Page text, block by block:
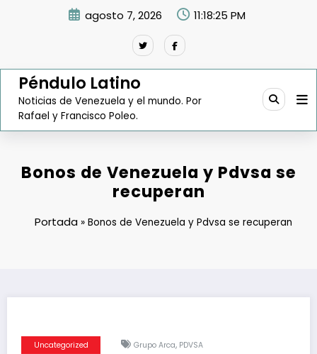
agosto 7, 2026 11:18:26 PM
Péndulo Latino
Noticias de Venezuela y el mundo. Por
Rafael y Francisco Poleo.
Bonos de Venezuela y Pdvsa se
recuperan
Portada» Bonos de Venezuela y Pdvsa se recuperan
Uncategorized Grupo Arca, PDVSA